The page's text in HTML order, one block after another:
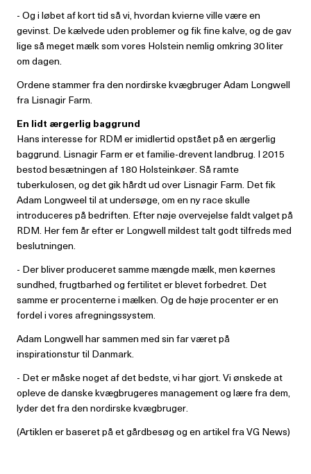
- Og i løbet af kort tid så vi, hvordan kvierne ville være en
gevinst. De kælvede uden problemer og fik fine kalve, og de gav
lige så meget mælk som vores Holstein nemlig omkring 30 liter
om dagen.
Ordene stammer fra den nordirske kvægbruger Adam Longwell
fra Lisnagir Farm.
En lidt ærgerlig baggrund
Hans interesse for RDM er imidlertid opstået på en ærgerlig
baggrund. Lisnagir Farm er et familie-drevent landbrug. I 2015
bestod besætningen af 180 Holsteinkøer. Så ramte
tuberkulosen, og det gik hårdt ud over Lisnagir Farm. Det fik
Adam Longweel til at undersøge, om en ny race skulle
introduceres på bedriften. Efter nøje overvejelse faldt valget på
RDM. Her fem år efter er Longwell mildest talt godt tilfreds med
beslutningen.
- Der bliver produceret samme mængde mælk, men køernes
sundhed, frugtbarhed og fertilitet er blevet forbedret. Det
samme er procenterne i mælken. Og de høje procenter er en
fordel i vores afregningssystem.
Adam Longwell har sammen med sin far været på
inspirationstur til Danmark.
- Det er måske noget af det bedste, vi har gjort. Vi ønskede at
opleve de danske kvægbrugeres management og lære fra dem,
lyder det fra den nordirske kvægbruger.
(Artiklen er baseret på et gårdbesøg og en artikel fra VG News)